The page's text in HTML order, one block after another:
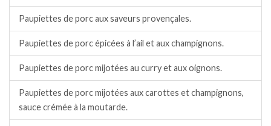
Paupiettes de porc aux saveurs provençales.
Paupiettes de porc épicées à l’ail et aux champignons.
Paupiettes de porc mijotées au curry et aux oignons.
Paupiettes de porc mijotées aux carottes et champignons,
sauce crémée à la moutarde.